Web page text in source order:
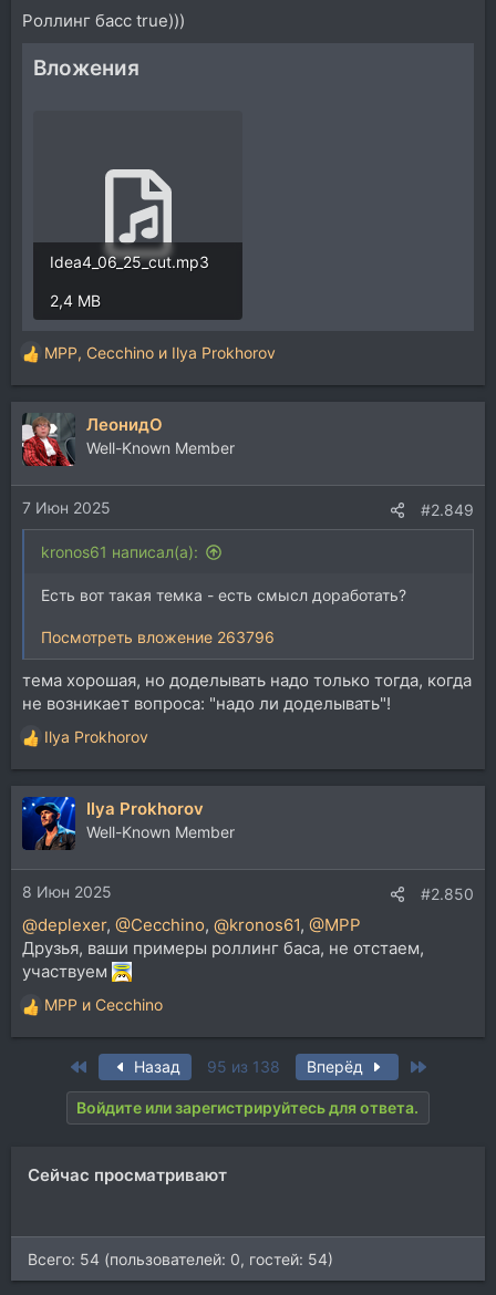
Роллинг басс true)))
Вложения
Idea4_06_25_cut.mp3
2,4 MB
Р
е
а
к
ц
и
и
:
MPP, Cecchino и Ilya Prokhorov
ЛеонидО
Well-Known Member
7 Июн 2025 #2.849
kronos61 написал(а):
Есть вот такая темка - есть смысл доработать?
Посмотреть вложение 263796
тема хорошая, но доделывать надо только тогда, когда
не возникает вопроса: "надо ли доделывать"!
Р
е
а
к
ц
и
и
:
Ilya Prokhorov
Ilya Prokhorov
Well-Known Member
8 Июн 2025 #2.850
@deplexer, @Cecchino, @kronos61, @MPP
Друзья, ваши примеры роллинг баса, не отстаем,
участвуем
Р
е
MPP и Cecchino
First Назад 95 из 138 Вперёд
Войдите или зарегистрируйтесь для ответа.
Сейчас просматривают
Всего: 54 (пользователей: 0, гостей: 54)